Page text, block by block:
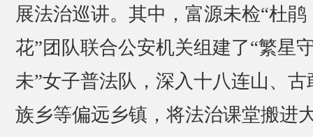
展法治巡讲。其中，富源未检“杜鹃
花”团队联合公安机关组建了“繁星
未”女子普法队，深入十八连山、古
族乡等偏远乡镇，将法治课堂搬进